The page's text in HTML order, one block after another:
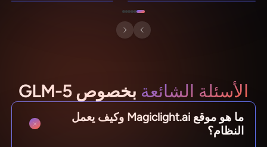
الأسئلة الشائعة بخصوص GLM-5
ما هو موقع Magiclight.ai وكيف يعمل
النظام؟